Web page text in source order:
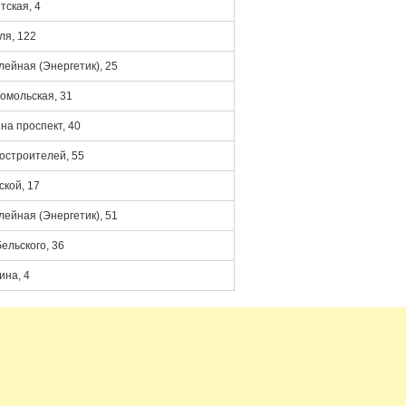
4
122
(Энергетик), 25
31
проспект, 40
55
17
(Энергетик), 51
36
4